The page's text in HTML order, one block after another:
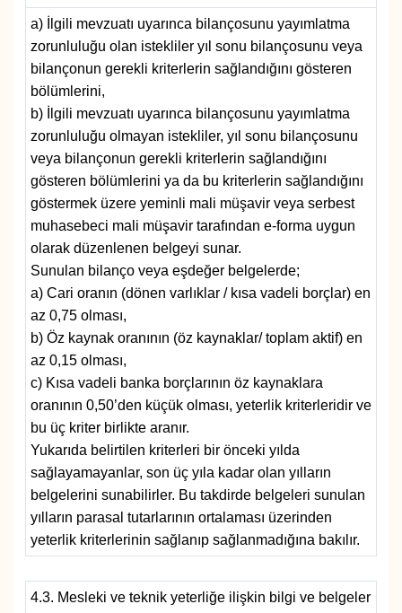
a) İlgili mevzuatı uyarınca bilançosunu yayımlatma
zorunluluğu olan istekliler yıl sonu bilançosunu veya
bilançonun gerekli kriterlerin sağlandığını gösteren
bölümlerini,
b) İlgili mevzuatı uyarınca bilançosunu yayımlatma
zorunluluğu olmayan istekliler, yıl sonu bilançosunu
veya bilançonun gerekli kriterlerin sağlandığını
gösteren bölümlerini ya da bu kriterlerin sağlandığını
göstermek üzere yeminli mali müşavir veya serbest
muhasebeci mali müşavir tarafından e-forma uygun
olarak düzenlenen belgeyi sunar.
Sunulan bilanço veya eşdeğer belgelerde;
a) Cari oranın (dönen varlıklar / kısa vadeli borçlar) en
az 0,75 olması,
b) Öz kaynak oranının (öz kaynaklar/ toplam aktif) en
az 0,15 olması,
c) Kısa vadeli banka borçlarının öz kaynaklara
oranının 0,50’den küçük olması, yeterlik kriterleridir ve
bu üç kriter birlikte aranır.
Yukarıda belirtilen kriterleri bir önceki yılda
sağlayamayanlar, son üç yıla kadar olan yılların
belgelerini sunabilirler. Bu takdirde belgeleri sunulan
yılların parasal tutarlarının ortalaması üzerinden
yeterlik kriterlerinin sağlanıp sağlanmadığına bakılır.
4.3. Mesleki ve teknik yeterliğe ilişkin bilgi ve belgeler